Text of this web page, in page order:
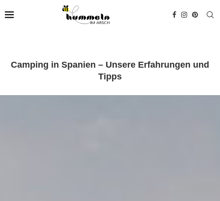
Camping in Spanien – Unsere Erfahrungen und
Tipps